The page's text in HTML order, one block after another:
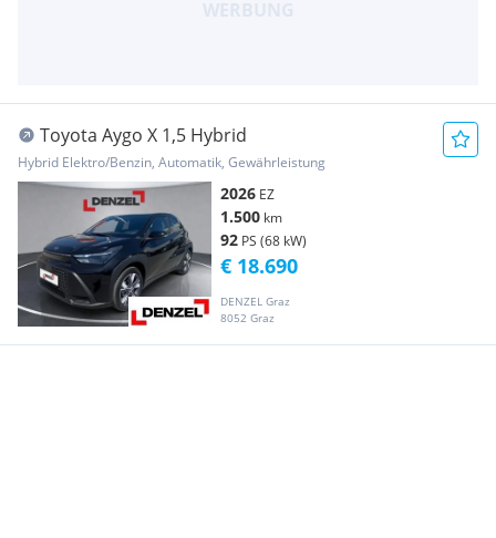
Toyota Aygo X 1,5 Hybrid
Hybrid Elektro/Benzin, Automatik, Gewährleistung
2026 EZ
1.500 km
92 PS (68 kW)
DENZEL Graz
8052 Graz
€ 18.690